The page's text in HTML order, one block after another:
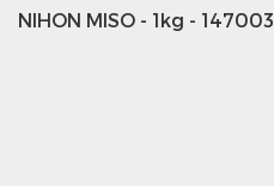
NIHON MISO - 1kg - 147003